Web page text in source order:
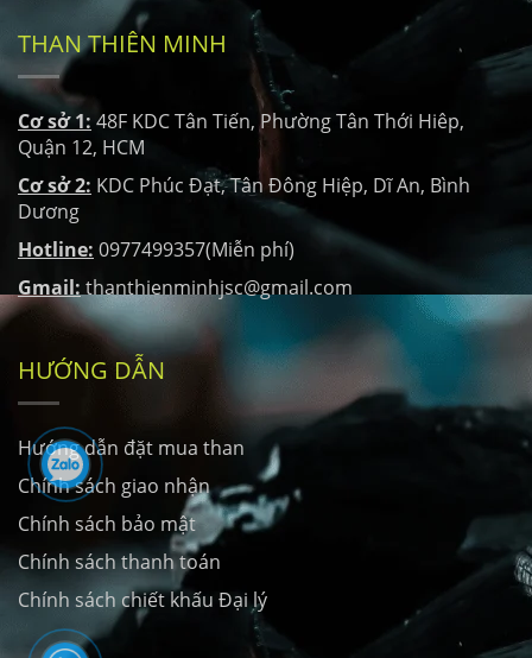
THAN THIÊN MINH
Cơ sở 1: 48F KDC Tân Tiến, Phường Tân Thới Hiêp,
Quận 12, HCM
Cơ sở 2: KDC Phúc Đạt, Tân Đông Hiệp, Dĩ An, Bình
Dương
Hotline: 0977499357(Miễn phí)
Gmail: thanthienminhjsc@gmail.com
HƯỚNG DẪN
Hướng dẫn đặt mua than
Chính sách giao nhận
Chính sách bảo mật
Chính sách thanh toán
Chính sách chiết khấu Đại lý